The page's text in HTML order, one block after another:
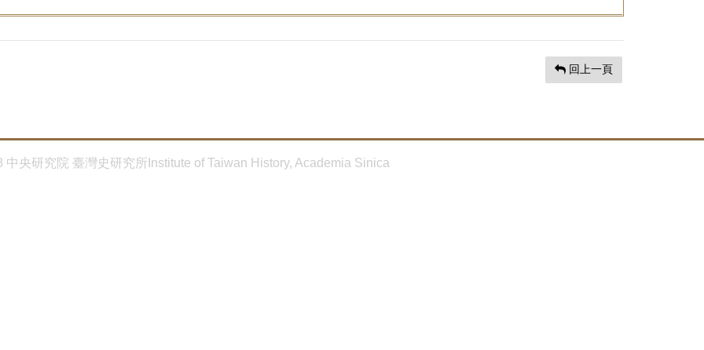
回上一頁
中央研究院 臺灣史研究所Institute of Taiwan History, Academia Sinica